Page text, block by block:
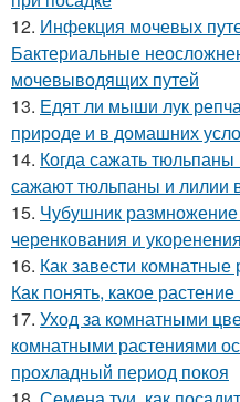
12. Инфекция мочевых
Бактериальные
мочевыводящих путей
13. Едят ли мыши лук
природе и в домашних
14. Когда сажать
сажают тюльпаны и лилии
15. Чубушник
черенкования и
16. Как завести комнатные
Как понять, какое
17. Уход за комнатными
комнатными растениями
прохладный период покоя